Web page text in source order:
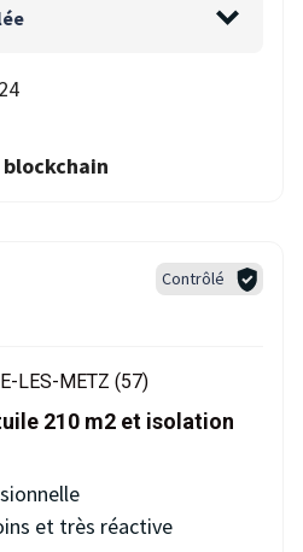
Contrôlé
LES-METZ (57)
210 m2 et isolation
et très réactive